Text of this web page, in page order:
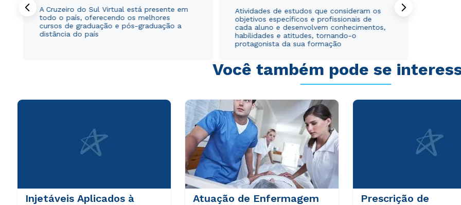
A Cruzeiro do Sul Virtual está presente em
todo o país, oferecendo os melhores
cursos de graduação e pós-graduação a
distância do país
Atividades de estudos que consideram os
objetivos específicos e profissionais de
cada aluno e desenvolvem conhecimentos,
habilidades e atitudes, tornando-o
protagonista da sua formação
Você também pode se
Injetáveis Aplicados à
Atuação de Enfermagem
Prescrição de
WhatsApp
ou
Estou de acordo com aPolítica de Privacidade.e
autorizo que meus dados sejam utilizados para o
envio de conteúdos da Cruzeiro do Sul.
WhatsApp
ou
Estou de acordo com aPolítica de Privacidade.e
autorizo que meus dados sejam utilizados para o
envio de conteúdos da Cruzeiro do Sul.